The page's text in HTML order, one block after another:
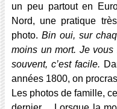
un peu partout en
Nord, une pratique
photo. Bin oui, sur
moins un mort. Je
souvent, c’est facile.
années 1800, on
Les photos de famille,